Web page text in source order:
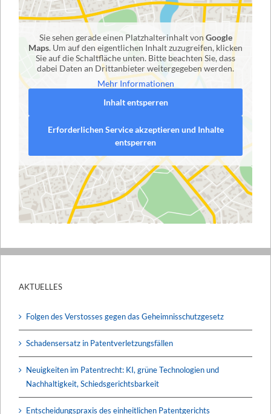
Sie sehen gerade einen Platzhalterinhalt von Google
Maps. Um auf den eigentlichen Inhalt zuzugreifen, klicken
Sie auf die Schaltfläche unten. Bitte beachten Sie, dass
dabei Daten an Drittanbieter weitergegeben werden.
Mehr Informationen
Inhalt entsperren
Erforderlichen Service akzeptieren und Inhalte
entsperren
AKTUELLES
Folgen des Verstosses gegen das Geheimnisschutzgesetz
Schadensersatz in Patentverletzungsfällen
Neuigkeiten im Patentrecht: KI, grüne Technologien und
Nachhaltigkeit, Schiedsgerichtsbarkeit
Entscheidungspraxis des einheitlichen Patentgerichts